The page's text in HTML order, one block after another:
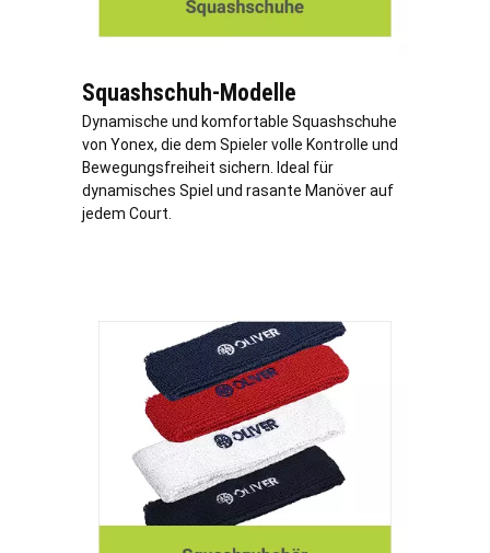
Squashschuh-Modelle
Dynamische und komfortable Squashschuhe
von Yonex, die dem Spieler volle Kontrolle und
Bewegungsfreiheit sichern. Ideal für
dynamisches Spiel und rasante Manöver auf
jedem Court.